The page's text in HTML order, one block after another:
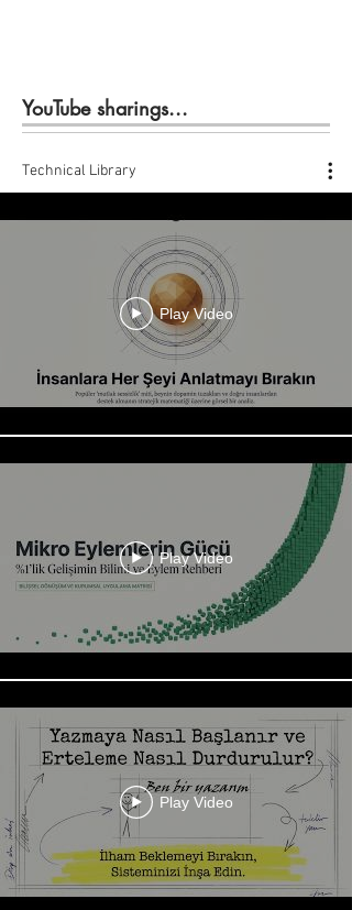
YouTube sharings...
Technical Library
Play Video
Play Video
Play Video